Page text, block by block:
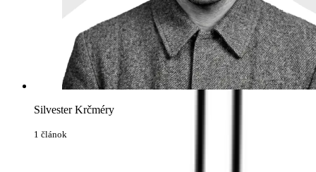
Silvester Krčméry
1 článok